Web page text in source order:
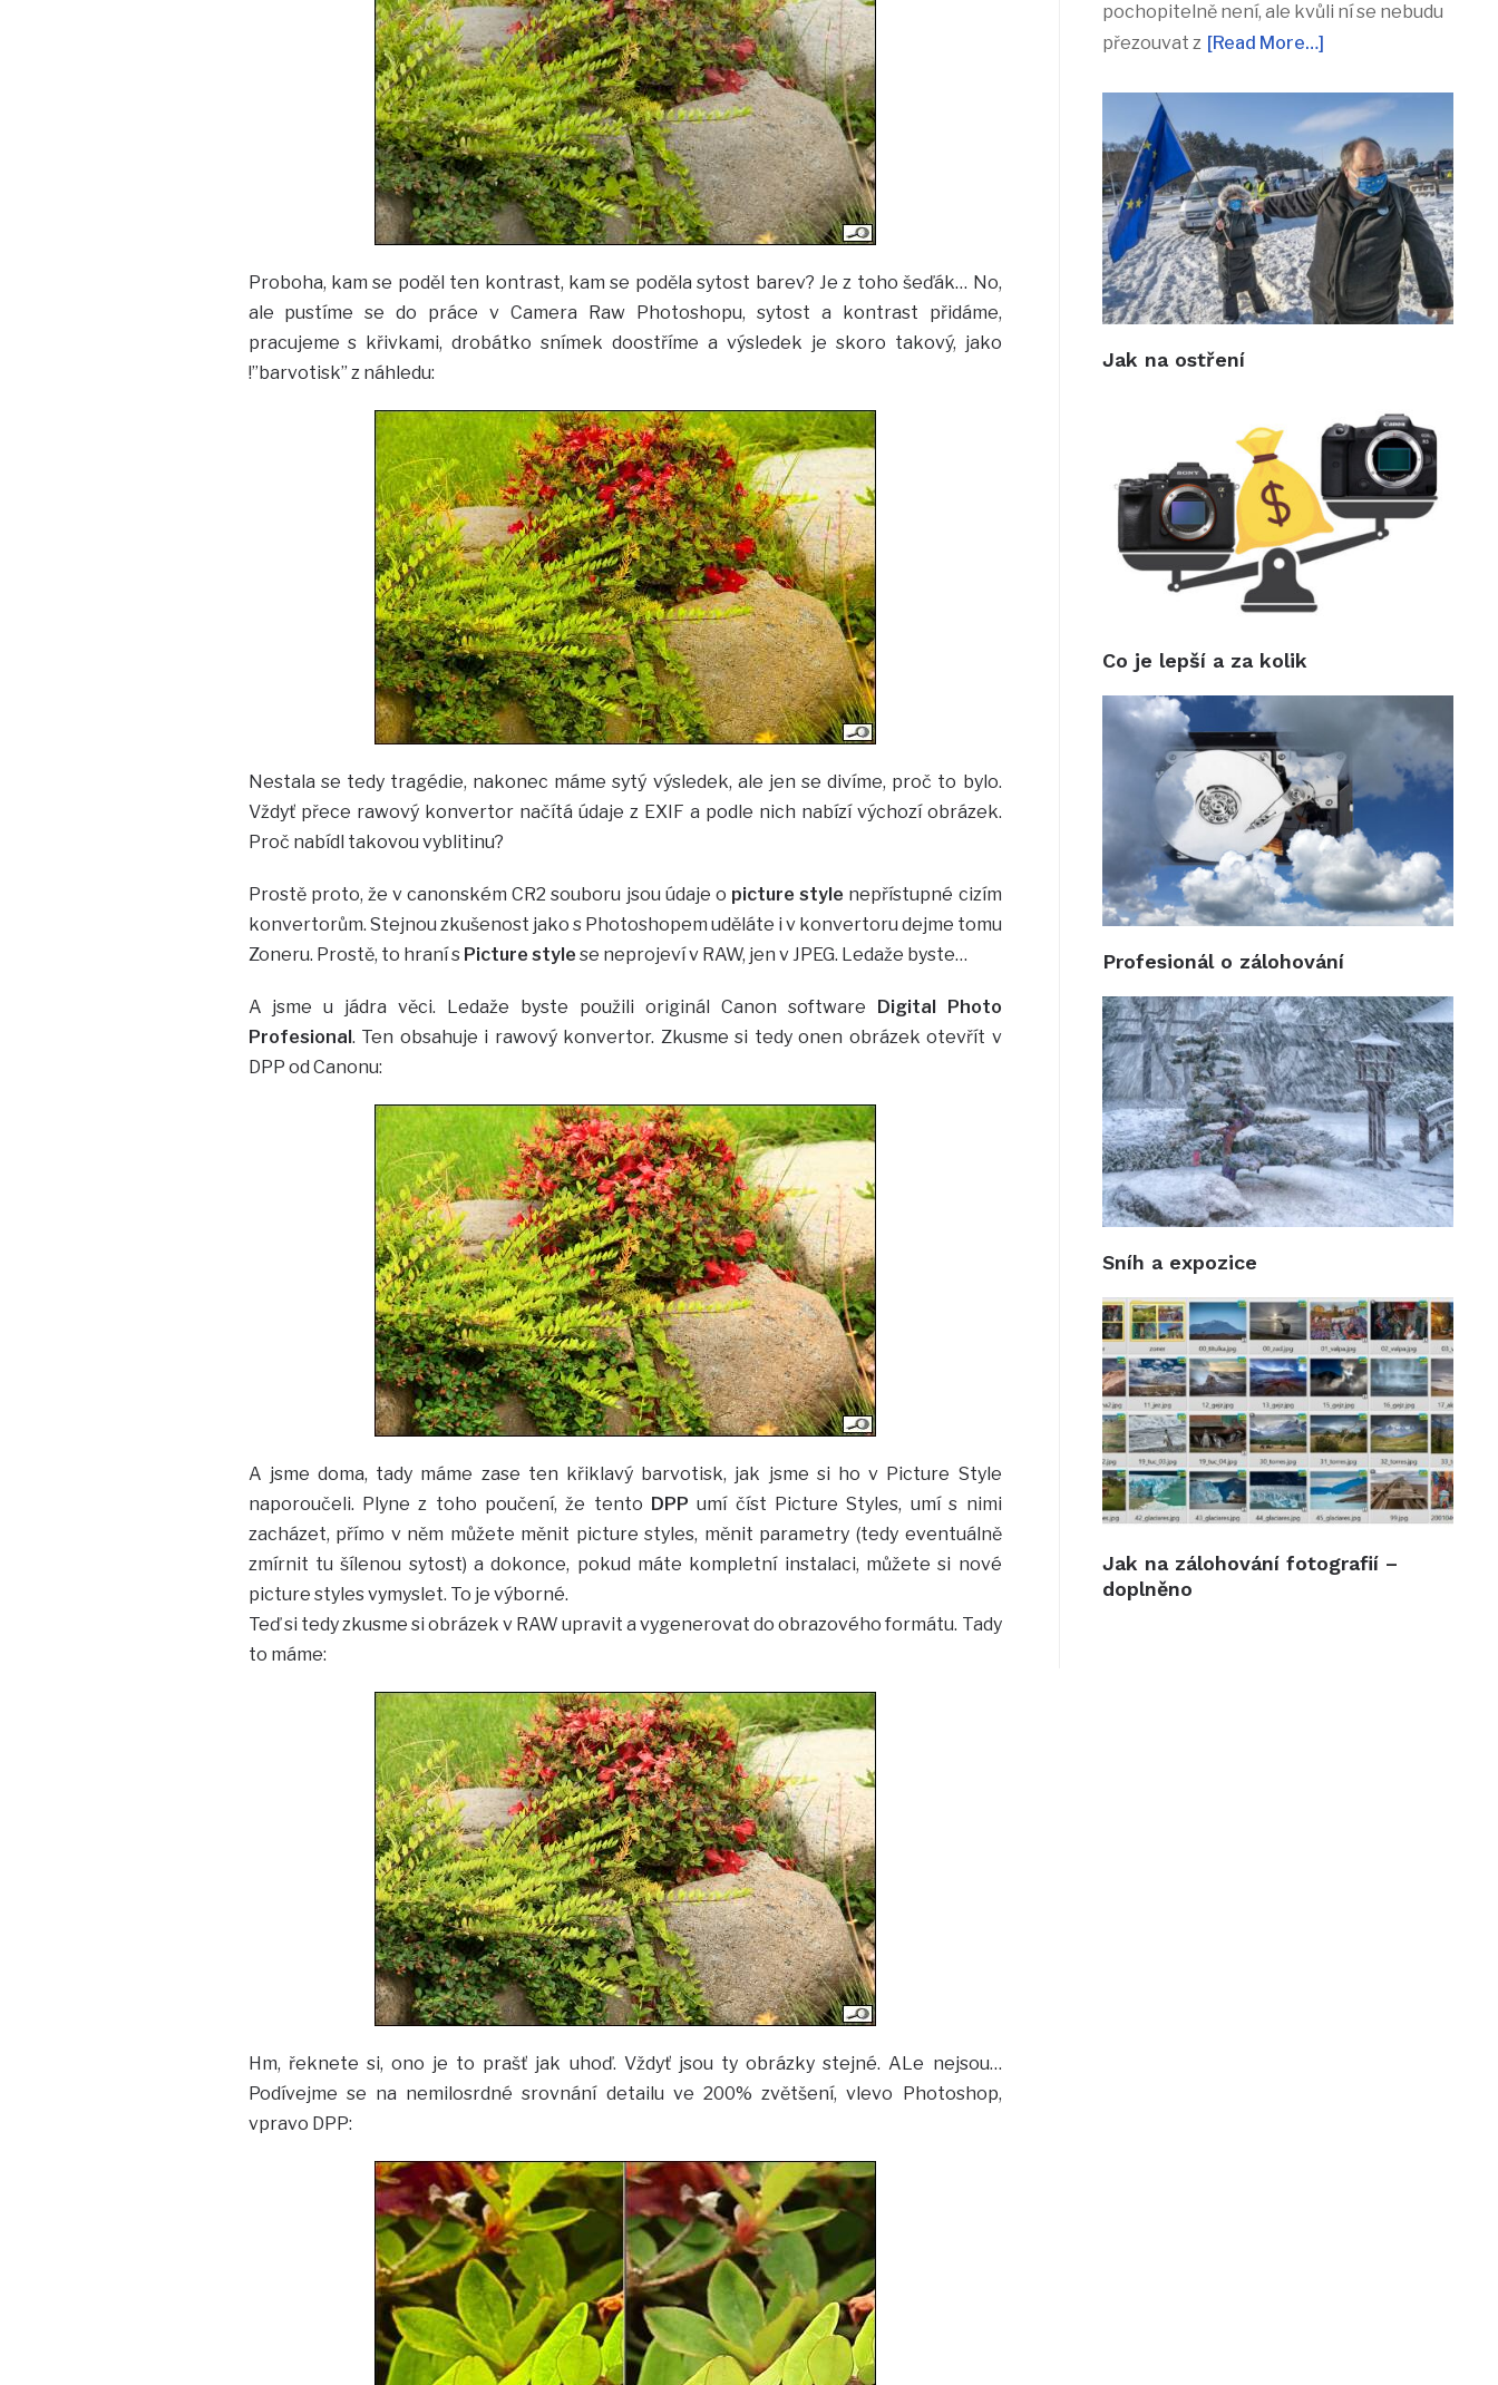
Proboha, kam se poděl ten kontrast, kam se poděla sytost barev? Je z toho šeďák… No,
ale pustíme se do práce v Camera Raw Photoshopu, sytost a kontrast přidáme,
pracujeme s křivkami, drobátko snímek doostříme a výsledek je skoro takový, jako
!”barvotisk” z náhledu:
Nestala se tedy tragédie, nakonec máme sytý výsledek, ale jen se divíme, proč to bylo.
Vždyť přece rawový konvertor načítá údaje z EXIF a podle nich nabízí výchozí obrázek.
Proč nabídl takovou vyblitinu?
Prostě proto, že v canonském CR2 souboru jsou údaje o picture style nepřístupné cizím
konvertorům. Stejnou zkušenost jako s Photoshopem uděláte i v konvertoru dejme tomu
Zoneru. Prostě, to hraní s Picture style se neprojeví v RAW, jen v JPEG. Ledaže byste…
A jsme u jádra věci. Ledaže byste použili originál Canon software Digital Photo
Profesional. Ten obsahuje i rawový konvertor. Zkusme si tedy onen obrázek otevřít v
DPP od Canonu:
A jsme doma, tady máme zase ten křiklavý barvotisk, jak jsme si ho v Picture Style
naporoučeli. Plyne z toho poučení, že tento DPP umí číst Picture Styles, umí s nimi
zacházet, přímo v něm můžete měnit picture styles, měnit parametry (tedy eventuálně
zmírnit tu šílenou sytost) a dokonce, pokud máte kompletní instalaci, můžete si nové
picture styles vymyslet. To je výborné.
Teď si tedy zkusme si obrázek v RAW upravit a vygenerovat do obrazového formátu. Tady
to máme:
Hm, řeknete si, ono je to prašť jak uhoď. Vždyť jsou ty obrázky stejné. ALe nejsou…
Podívejme se na nemilosrdné srovnání detailu ve 200% zvětšení, vlevo Photoshop,
vpravo DPP:
pochopitelně není, ale kvůli ní se nebudu
přezouvat z [Read More…]
Jak na ostření
Co je lepší a za kolik
Profesionál o zálohování
Sníh a expozice
Jak na zálohování fotografií –
doplněno